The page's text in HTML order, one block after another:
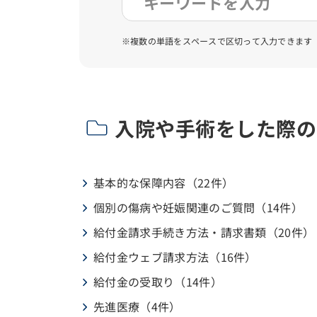
※複数の単語をスペースで区切って入力できます
入院や手術をした際
基本的な保障内容（22件）
個別の傷病や妊娠関連のご質問（14件）
給付金請求手続き方法・請求書類（20件）
給付金ウェブ請求方法（16件）
給付金の受取り（14件）
先進医療（4件）